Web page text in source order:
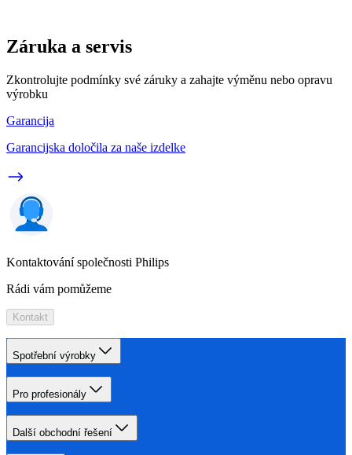
Záruka a servis
Zkontrolujte podmínky své záruky a zahajte výměnu nebo opravu
výrobku
Garancija
Garancijska določila za naše izdelke
Kontaktování společnosti Philips
Rádi vám pomůžeme
Kontakt
Spotřební výrobky
Pro profesionály
Další obchodní řešení